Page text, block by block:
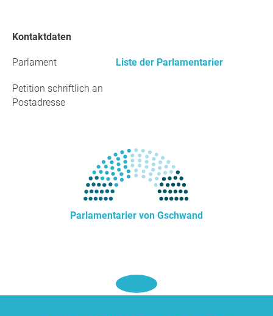
Kontaktdaten
Parlament Liste der Parlamentarier
Petition schriftlich an
Postadresse
Parlamentarier von Gschwand